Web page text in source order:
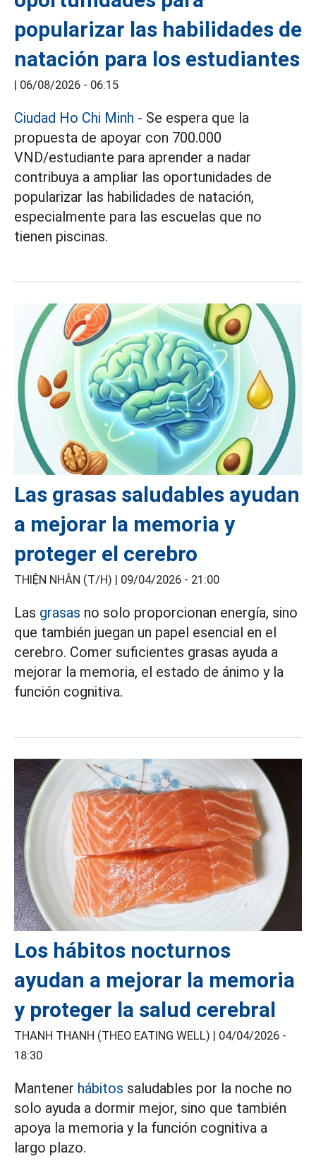
popularizar las habilidades de
natación para los estudiantes
| 06/08/2026 - 06:15
Ciudad Ho Chi Minh - Se espera que la
propuesta de apoyar con 700.000
VND/estudiante para aprender a nadar
contribuya a ampliar las oportunidades de
popularizar las habilidades de natación,
especialmente para las escuelas que no
tienen piscinas.
Las grasas saludables ayudan
a mejorar la memoria y
proteger el cerebro
THIỆN NHÂN (T/H) | 09/04/2026 - 21:00
Las grasas no solo proporcionan energía, sino
que también juegan un papel esencial en el
cerebro. Comer suficientes grasas ayuda a
mejorar la memoria, el estado de ánimo y la
función cognitiva.
Los hábitos nocturnos
ayudan a mejorar la memoria
y proteger la salud cerebral
THANH THANH (THEO EATING WELL) | 04/04/2026 -
18:30
Mantener hábitos saludables por la noche no
solo ayuda a dormir mejor, sino que también
apoya la memoria y la función cognitiva a
largo plazo.